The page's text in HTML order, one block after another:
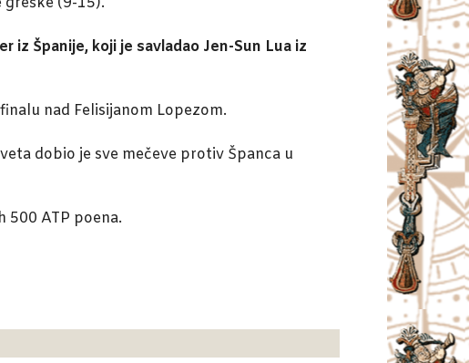
iz Španije, koji je savladao Jen-Sun Lua iz
nad Felisijanom Lopezom.
dobio je sve mečeve protiv Španca u
ATP poena.